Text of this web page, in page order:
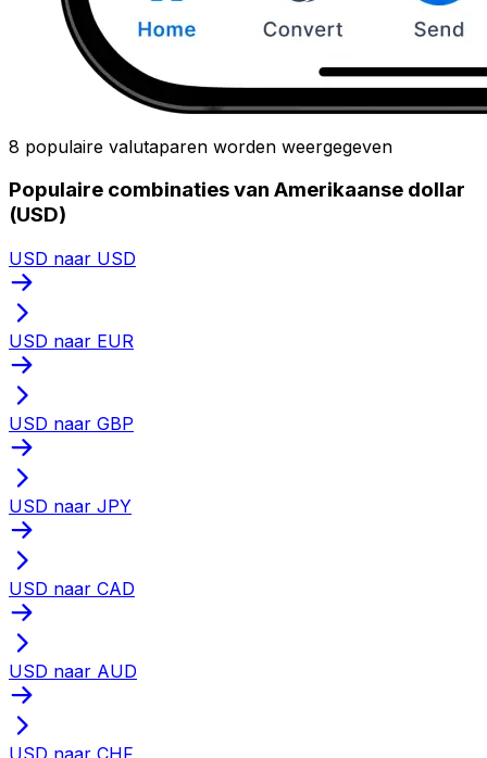
8 populaire valutaparen worden weergegeven
Populaire combinaties van Amerikaanse dollar
(USD)
USD naar USD
USD naar EUR
USD naar GBP
USD naar JPY
USD naar CAD
USD naar AUD
USD naar CHF